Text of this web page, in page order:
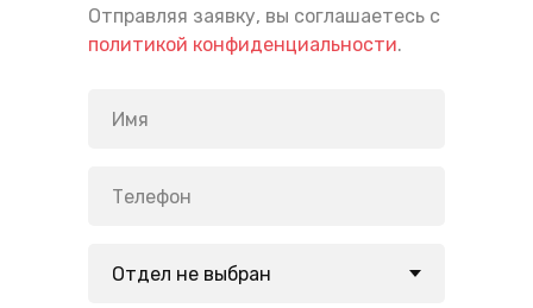
Отправляя заявку, вы соглашаетесь с
политикой конфиденциальности.